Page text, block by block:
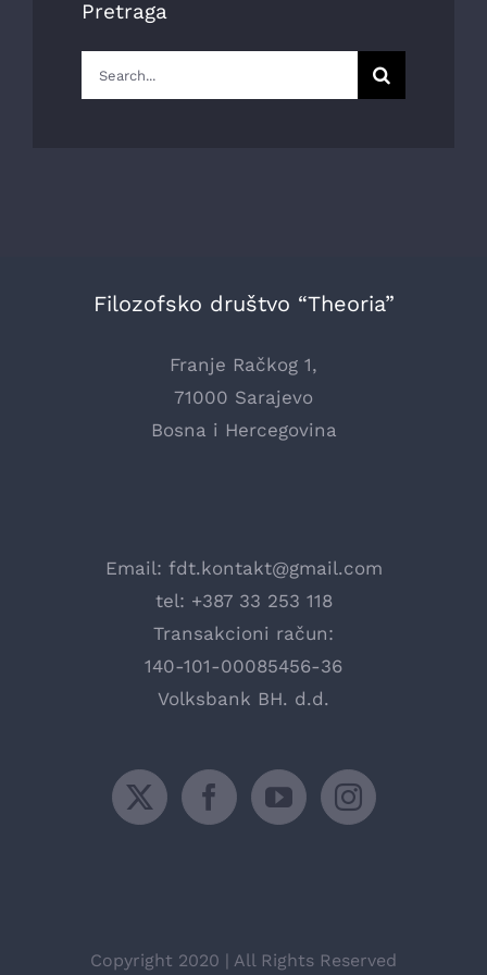
Pretraga
Search
for:
Filozofsko društvo “Theoria”
Franje Račkog 1,
71000 Sarajevo
Bosna i Hercegovina
Email: fdt.kontakt@gmail.com
tel: +387 33 253 118
Transakcioni račun:
140-101-00085456-36
Volksbank BH. d.d.
Copyright 2020 | All Rights Reserved